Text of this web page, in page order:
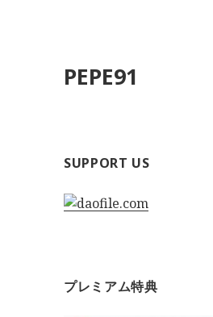
PEPE91
SUPPORT US
プレミアム特典